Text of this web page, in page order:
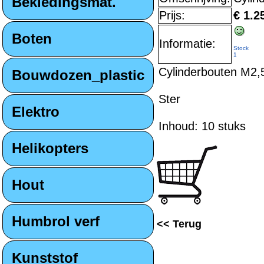
Boten
Bouwdozen_plastic
Elektro
Helikopters
Hout
Humbrol verf
Kunststof
Prijs:
€
Informatie:
Stock
1
Cylinderbouten
Ster
Inhoud: 10 stuks
<< Terug